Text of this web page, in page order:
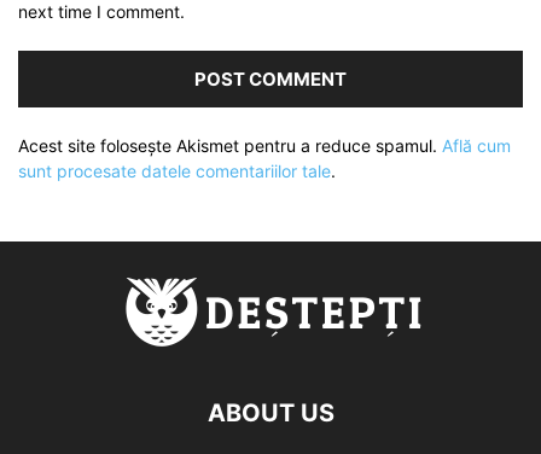
next time I comment.
Acest site folosește Akismet pentru a reduce spamul. Află cum
sunt procesate datele comentariilor tale.
ABOUT US